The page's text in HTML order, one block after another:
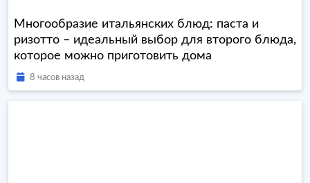
Многообразие итальянских блюд: паста и
ризотто – идеальный выбор для второго блюда,
которое можно приготовить дома
8 часов назад